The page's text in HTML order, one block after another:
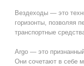
Вездеходы — это
горизонты, позволяя
транспортные
Argo — это
Они сочетают в себе